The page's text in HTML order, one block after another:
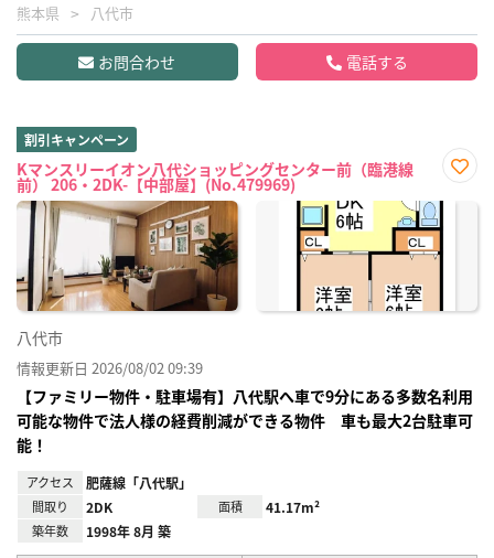
熊本県 八代市
お問合わせ 電話する
割引キャンペーン
Kマンスリーイオン八代ショッピングセンター前（臨港線
前） 206・2DK-【中部屋】(No.479969)
に入
八代市
情報更新日 2026/08/02 09:39
【ファミリー物件・駐車場有】八代駅へ車で9分にある多数名利用
可能な物件で法人様の経費削減ができる物件 車も最大2台駐車可
能！
アクセス 肥薩線「八代駅」
間取り 2DK 面積 41.17m²
築年数 1998年 8月 築